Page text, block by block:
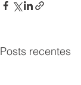
Posts recentes